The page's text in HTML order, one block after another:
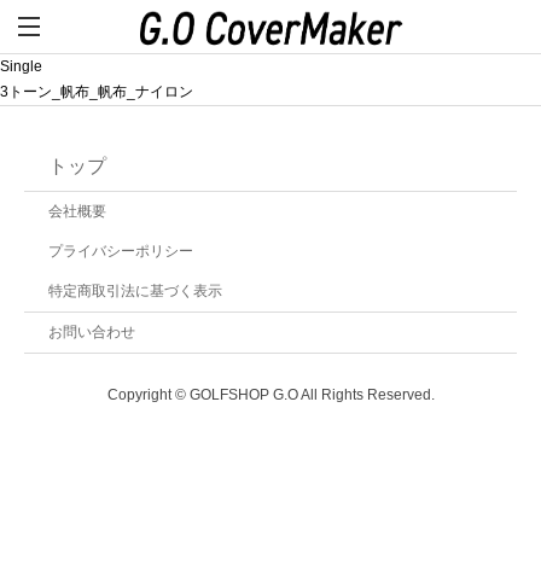
Single
3トーン_帆布_帆布_ナイロン
トップ
会社概要
プライバシーポリシー
特定商取引法に基づく表示
お問い合わせ
Copyright © GOLFSHOP G.O All Rights Reserved.